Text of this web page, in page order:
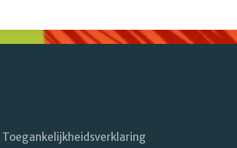
Toegankelijkheidsverklaring